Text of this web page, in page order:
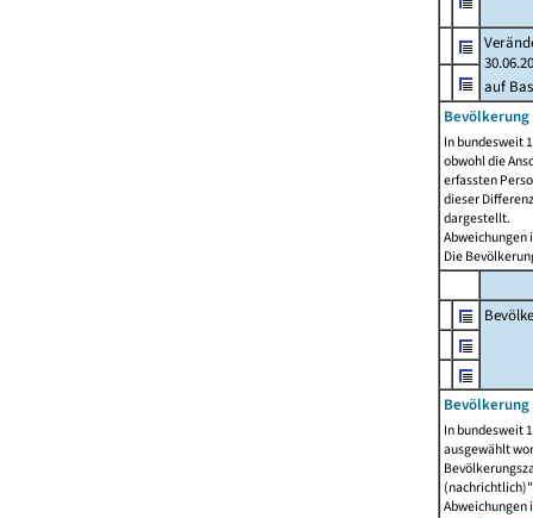
auf
Bevölkerung
In bundesweit
obwohl die
erfassten
dieser
dargestellt.
Abweichungen
Die
In bundesweit
ausgewählt
Abweichungen